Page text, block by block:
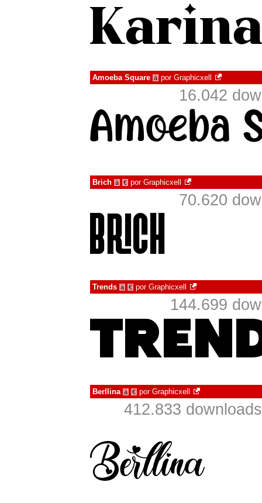
Amoeba Square à por Graphicxell
16.042
Brich à € por Graphicxell
70.620
Trends à € por Graphicxell
144.699
Berllina à € por Graphicxell
412.833